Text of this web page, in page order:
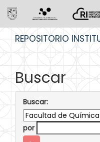
REPOSITORIO
Buscar
Buscar:
por